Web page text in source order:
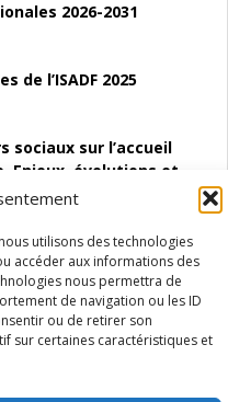
utilisons des technologies
accéder aux informations des
nous permettra de
de navigation ou les ID
ou de retirer son
sur certaines caractéristiques et
2026-2031
de l’ISADF 2025
sociaux sur l’accueil
Enjeux, évolutions et
d’emploi (SAACE)
indicateurs